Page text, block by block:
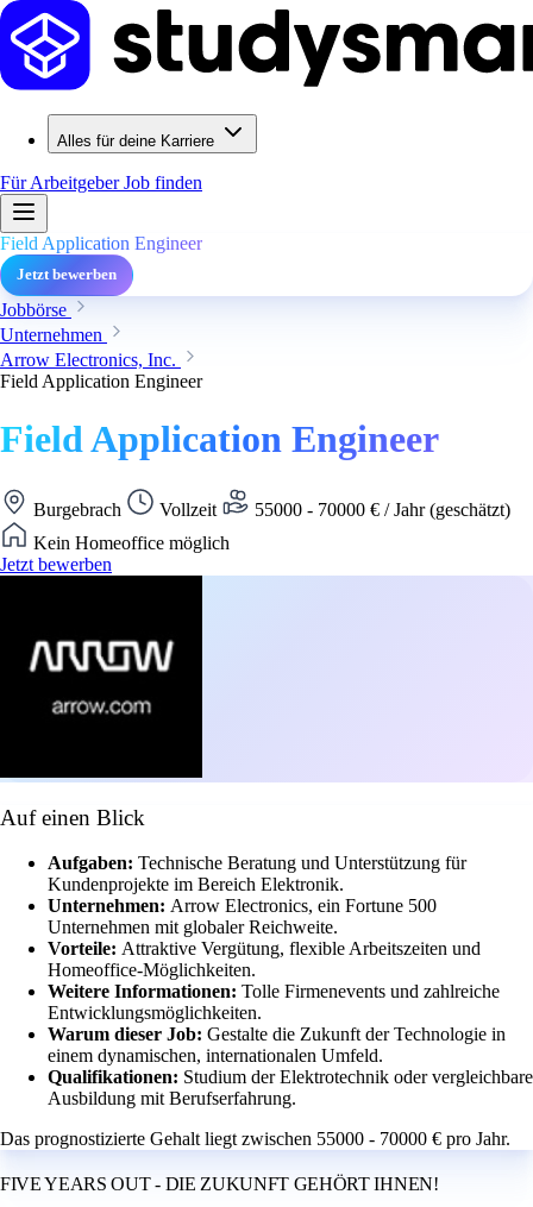
Alles für deine Karriere
Für ArbeitgeberJob finden
Field Application Engineer
Jetzt bewerben
Jobbörse
Unternehmen
Arrow Electronics, Inc.
Field Application Engineer
Field Application Engineer
Burgebrach Vollzeit
55000 - 70000 € / Jahr (geschätzt)
Kein Homeoffice möglich
Jetzt bewerben
Auf einen Blick
Aufgaben: Technische Beratung und Unterstützung für
Kundenprojekte im Bereich Elektronik.
Unternehmen: Arrow Electronics, ein Fortune 500
Unternehmen mit globaler Reichweite.
Vorteile: Attraktive Vergütung, flexible Arbeitszeiten und
Homeoffice-Möglichkeiten.
Weitere Informationen: Tolle Firmenevents und zahlreiche
Entwicklungsmöglichkeiten.
Warum dieser Job: Gestalte die Zukunft der Technologie in
einem dynamischen, internationalen Umfeld.
Qualifikationen: Studium der Elektrotechnik oder vergleichbare
Ausbildung mit Berufserfahrung.
Das prognostizierte Gehalt liegt zwischen 55000 - 70000 € pro Jahr.
FIVE YEARS OUT - DIE ZUKUNFT GEHÖRT IHNEN!